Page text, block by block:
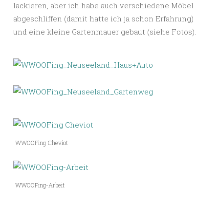
lackieren, aber ich habe auch verschiedene Möbel
abgeschliffen (damit hatte ich ja schon Erfahrung)
und eine kleine Gartenmauer gebaut (siehe Fotos).
WWOOFing Cheviot
WWOOFing-Arbeit